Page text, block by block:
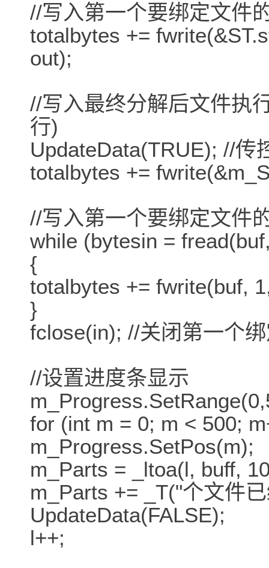
//写入第一个要绑定文件
totalbytes +=
out);
//写入最终分解后文件执
行)
UpdateData(TRUE); //传
totalbytes +=
//写入第一个要绑定文件
while (bytesin =
{
totalbytes += fwrite(buf,
}
fclose(in); //关闭第一个
//设置进度条显示
for (int m = 0; m < 500;
m_Progress.SetPos(m);
m_Parts = _ltoa(l, buff,
m_Parts += _T("个文件
UpdateData(FALSE);
l++;